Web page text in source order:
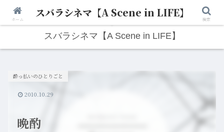
人生は“ひとりごと”から始まる。映画と写真と日々のこと。
スバラシネマ【A Scene in LIFE】
晩酌
酔っ払いのひとりごと
2010.10.29
ホーム スバラシネマ【A Scene in LIFE】 検索